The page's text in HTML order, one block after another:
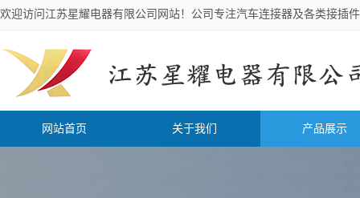
欢迎访问江苏星耀电器有限公司网站！公司专注汽车连接器及各类接插
网站首页 关于我们 产品展示